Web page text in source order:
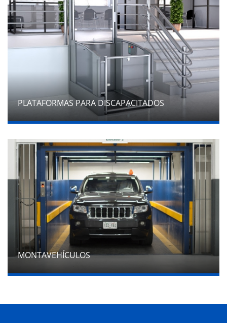
PLATAFORMAS PARA DISCAPACITADOS
MONTAVEHÍCULOS